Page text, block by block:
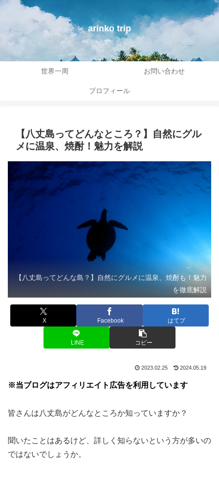
arinko trip
世界一周 お問い合わせ
プロフィール
【八丈島ってどんなところ？】自然にグル
メに温泉、焼酎！魅力を解説
【八丈島ってどんな島？】自然にグルメに温泉、焼酎も！魅力
を徹底解説
X Facebook はてブ
LINE コピー
2023.02.25 2024.05.19
※当ブログはアフィリエイト広告を利用しています
皆さんは八丈島がどんなところか知っていますか？
聞いたことはあるけど、詳しく知らないという方が多いの
ではないでしょうか。